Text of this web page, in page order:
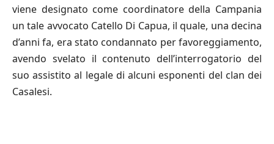
viene designato come coordinatore della Campania
un tale avvocato Catello Di Capua, il quale, una decina
d’anni fa, era stato condannato per favoreggiamento,
avendo svelato il contenuto dell’interrogatorio del
suo assistito al legale di alcuni esponenti del clan dei
Casalesi.